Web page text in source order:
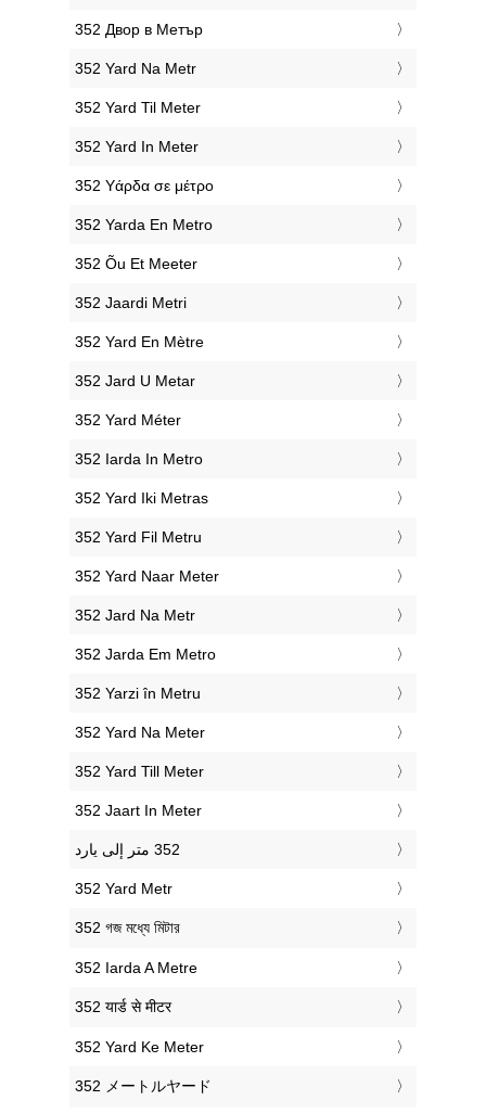
‎352 Двор в Метър
‎352 Yard Na Metr
‎352 Yard Til Meter
‎352 Yard In Meter
‎352 Υάρδα σε μέτρο
‎352 Yarda En Metro
‎352 Õu Et Meeter
‎352 Jaardi Metri
‎352 Yard En Mètre
‎352 Jard U Metar
‎352 Yard Méter
‎352 Iarda In Metro
‎352 Yard Iki Metras
‎352 Yard Fil Metru
‎352 Yard Naar Meter
‎352 Jard Na Metr
‎352 Jarda Em Metro
‎352 Yarzi în Metru
‎352 Yard Na Meter
‎352 Yard Till Meter
‎352 Jaart In Meter
‎352 Yard Metr
‎352 গজ মধ্যে মিটার
‎352 Iarda A Metre
‎352 यार्ड से मीटर
‎352 Yard Ke Meter
‎352 メートルヤード